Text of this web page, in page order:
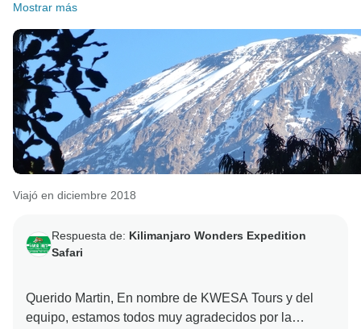
Mostrar más
Viajó en diciembre 2018
Respuesta de: Kilimanjaro Wonders Expedition
Safari
Querido Martin, En nombre de KWESA Tours y del
equipo, estamos todos muy agradecidos por la